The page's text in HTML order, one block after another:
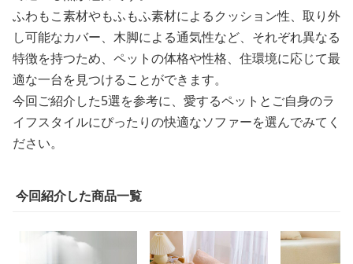
ふわもこ素材やもふもふ素材によるクッション性、取り外
し可能なカバー、木脚による通気性など、それぞれ異なる
特徴を持つため、ペットの体格や性格、住環境に応じて最
適な一台を見つけることができます。
今回ご紹介した5選を参考に、愛するペットとご自身のラ
イフスタイルにぴったりの快適なソファーを選んでみてく
ださい。
今回紹介した商品一覧